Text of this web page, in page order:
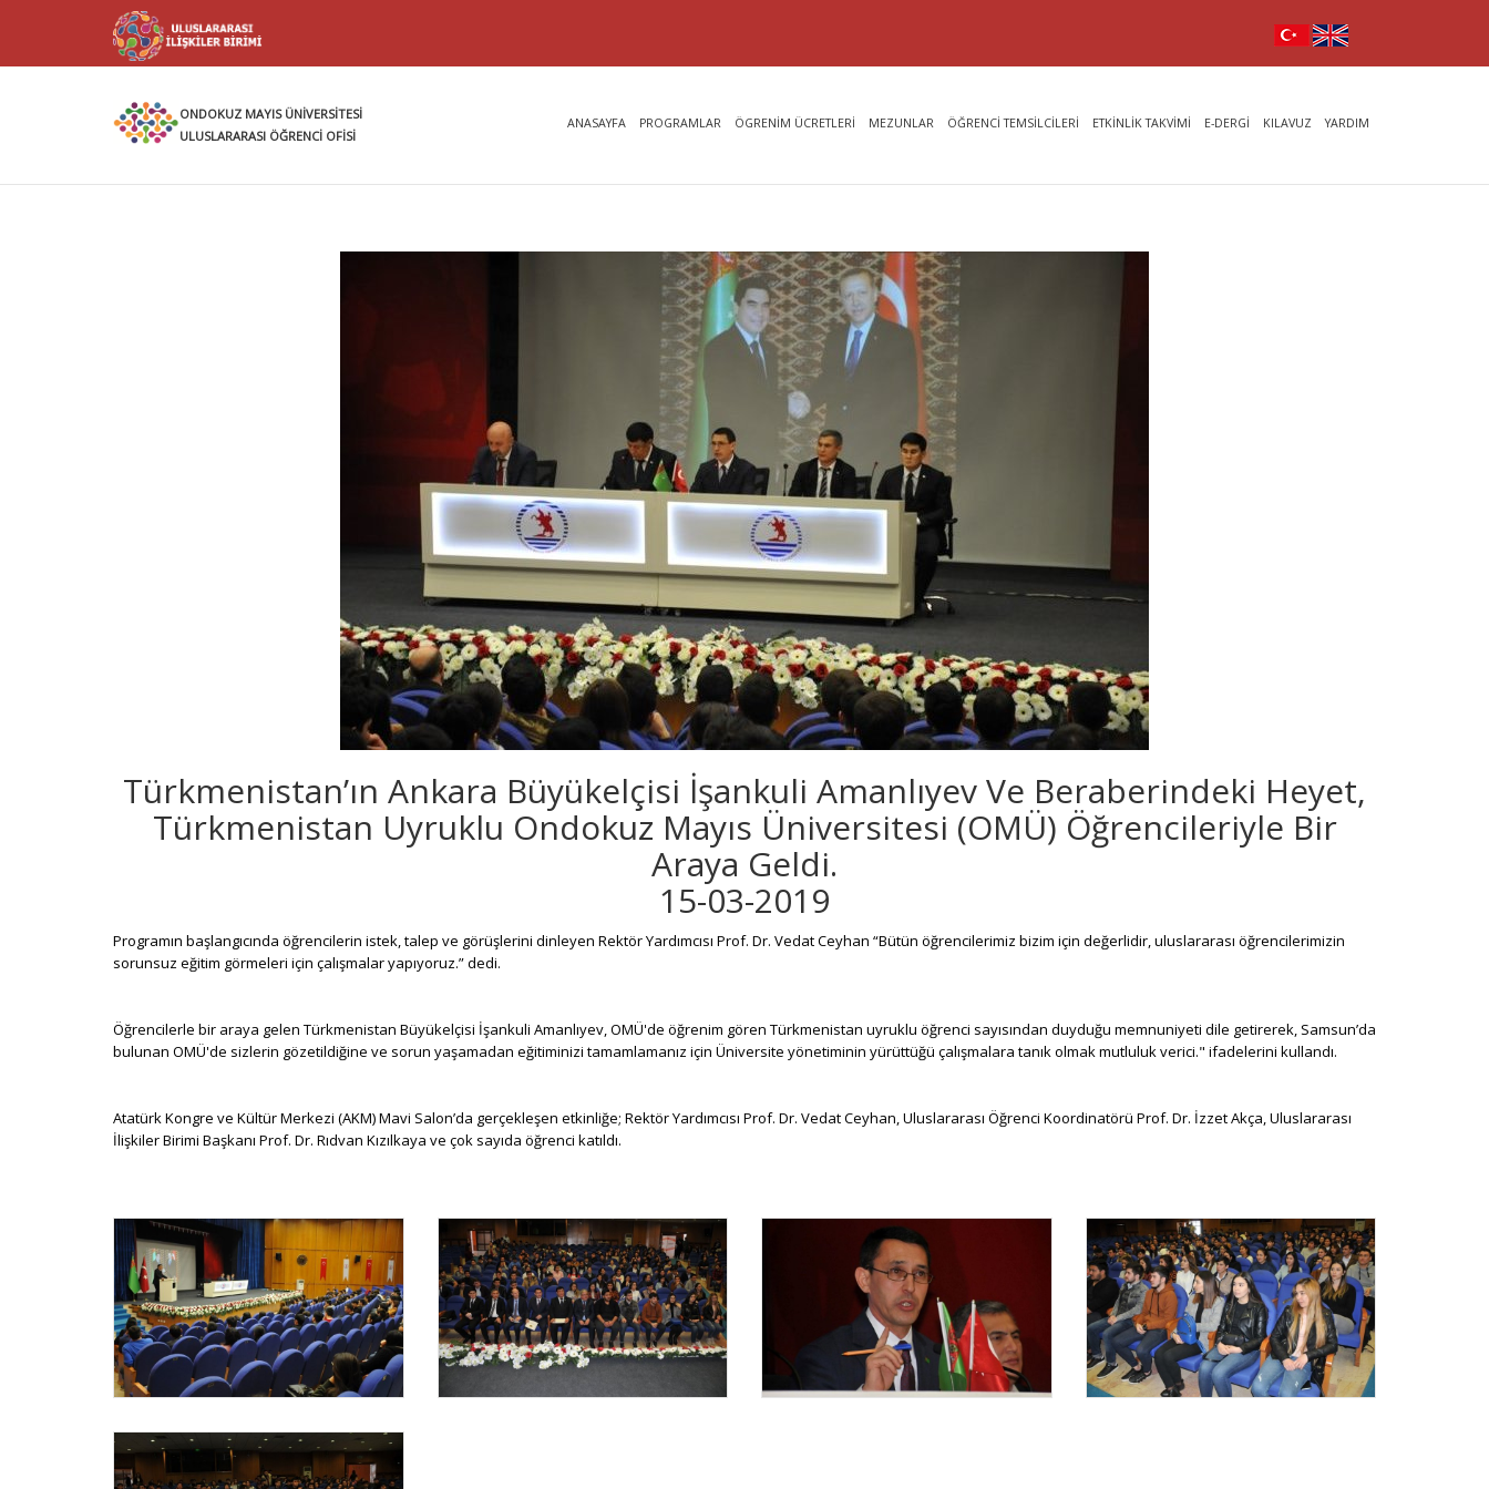
ONDOKUZ MAYIS ÜNİVERSİTESİ
ULUSLARARASI ÖĞRENCİ OFİSİ
ANASAYFA PROGRAMLAR ÖGRENİM ÜCRETLERİ MEZUNLAR ÖĞRENCİ TEMSİLCİLERİ ETKİNLİK TAKVİMİ E-DERGİ KILAVUZ YARDIM
Türkmenistan’ın Ankara Büyükelçisi İşankuli Amanlıyev Ve Beraberindeki Heyet,
Türkmenistan Uyruklu Ondokuz Mayıs Üniversitesi (OMÜ) Öğrencileriyle Bir
Araya Geldi.
15-03-2019
Programın başlangıcında öğrencilerin istek, talep ve görüşlerini dinleyen Rektör Yardımcısı Prof. Dr. Vedat Ceyhan “Bütün öğrencilerimiz bizim için değerlidir, uluslararası öğrencilerimizin
sorunsuz eğitim görmeleri için çalışmalar yapıyoruz.” dedi.
Öğrencilerle bir araya gelen Türkmenistan Büyükelçisi İşankuli Amanlıyev, OMÜ'de öğrenim gören Türkmenistan uyruklu öğrenci sayısından duyduğu memnuniyeti dile getirerek, Samsun’da
bulunan OMÜ'de sizlerin gözetildiğine ve sorun yaşamadan eğitiminizi tamamlamanız için Üniversite yönetiminin yürüttüğü çalışmalara tanık olmak mutluluk verici." ifadelerini kullandı.
Atatürk Kongre ve Kültür Merkezi (AKM) Mavi Salon’da gerçekleşen etkinliğe; Rektör Yardımcısı Prof. Dr. Vedat Ceyhan, Uluslararası Öğrenci Koordinatörü Prof. Dr. İzzet Akça, Uluslararası
İlişkiler Birimi Başkanı Prof. Dr. Rıdvan Kızılkaya ve çok sayıda öğrenci katıldı.